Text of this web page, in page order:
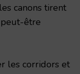
canons tirent
peut-être
les corridors et